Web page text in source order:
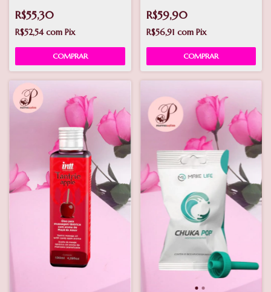
PIMIENTA
R$55,30
R$52,54com Pix
R$59,90
R$56,91 com Pix
COMPRAR